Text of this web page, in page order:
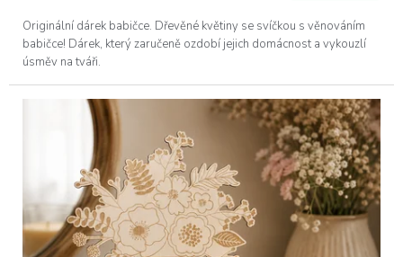
Originální dárek babičce. Dřevěné květiny se svíčkou s věnováním
babičce! Dárek, který zaručeně ozdobí jejich domácnost a vykouzlí
úsměv na tváři.